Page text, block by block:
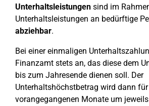
Unterhaltsleistungen sind im
Unterhaltsleistungen an bedürftige
abziehbar.
Bei einer einmaligen
Finanzamt stets an, das diese dem
bis zum Jahresende dienen soll. Der
Unterhaltshöchstbetrag wird dann
vorangegangenen Monate um